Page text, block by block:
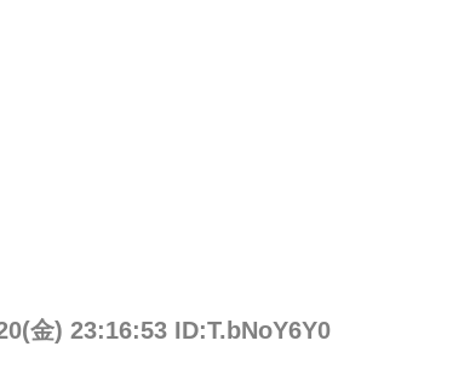
金) 23:16:53 ID:T.bNoY6Y0